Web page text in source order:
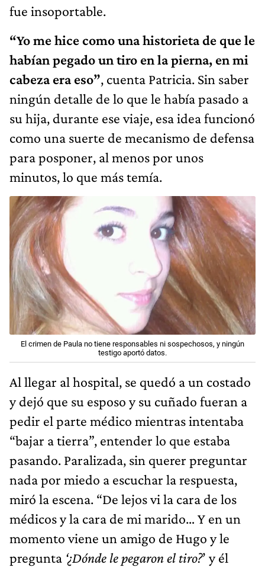
fue insoportable.
“Yo me hice como una historieta de que le
habían pegado un tiro en la pierna, en mi
cabeza era eso”, cuenta Patricia. Sin saber
ningún detalle de lo que le había pasado a
su hija, durante ese viaje, esa idea funcionó
como una suerte de mecanismo de defensa
para posponer, al menos por unos
minutos, lo que más temía.
El crimen de Paula no tiene responsables ni sospechosos, y ningún
testigo aportó datos.
Al llegar al hospital, se quedó a un costado
y dejó que su esposo y su cuñado fueran a
pedir el parte médico mientras intentaba
“bajar a tierra”, entender lo que estaba
pasando. Paralizada, sin querer preguntar
nada por miedo a escuchar la respuesta,
miró la escena. “De lejos vi la cara de los
médicos y la cara de mi marido… Y en un
momento viene un amigo de Hugo y le
pregunta ‘¿Dónde le pegaron el tiro?’ y él